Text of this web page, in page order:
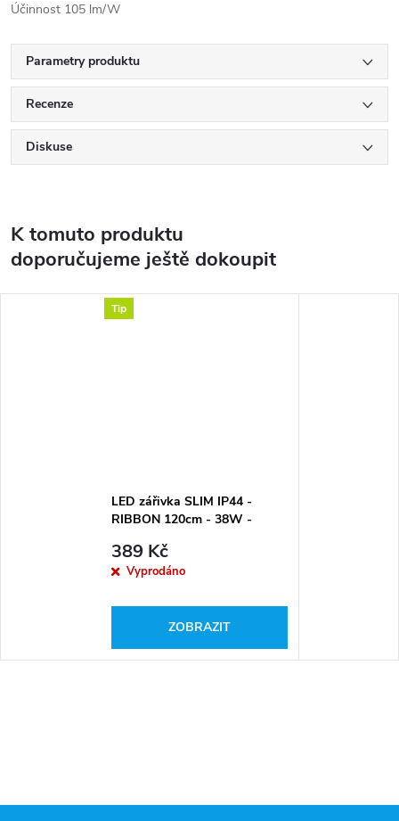
Účinnost 105 lm/W
Parametry produktu
Recenze
Diskuse
K tomuto produktu
doporučujeme ještě dokoupit
Tip
LED zářivka SLIM IP44 -
RIBBON 120cm - 38W -
GXDS177V2
389 Kč
Vyprodáno
ZOBRAZIT